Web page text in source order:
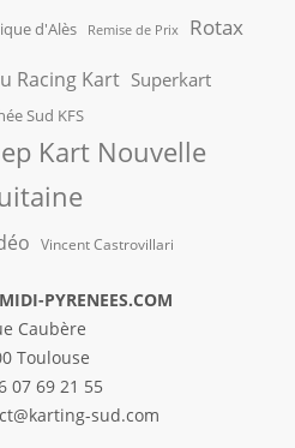
d'Alès Remise de Prix Rotax
Racing Kart Superkart
Sud KFS
Kart Nouvelle
Vincent Castrovillari
PYRENEES.COM
Caubère
Toulouse
07 69 21 55
sud.com